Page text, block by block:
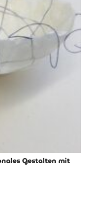
Gestalten mit